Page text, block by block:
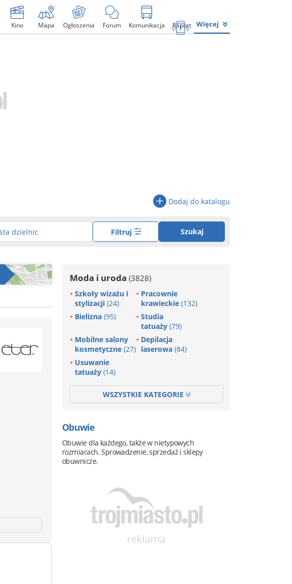
Kino Mapa Ogłoszenia Forum Komunikacja Raport Więcej
Dodaj do katalogu
Filtruj Szukaj
Moda i uroda (3828)
Szkoły wizażu i
stylizacji (24)
Pracownie
krawieckie (132)
Bielizna (95)
Studia
tatuaży (79)
Mobilne salony
kosmetyczne (27)
Depilacja
laserowa (84)
Usuwanie
tatuaży (14)
WSZYSTKIE KATEGORIE
Obuwie
Obuwie dla każdego, także w nietypowych
rozmiarach. Sprowadzenie, sprzedaż i sklepy
obuwnicze.